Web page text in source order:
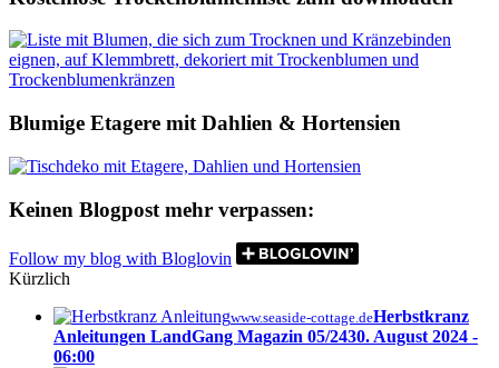
Blumige Etagere mit Dahlien & Hortensien
Keinen Blogpost mehr verpassen:
Follow my blog with Bloglovin
Kürzlich
www.seaside-cottage.deHerbstkranz
Anleitungen LandGang Magazin 05/2430. August 2024 -
06:00